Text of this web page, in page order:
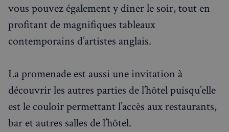
vous pouvez également y dîner le soir, tout en
profitant de magnifiques tableaux
contemporains d’artistes anglais.
La promenade est aussi une invitation à
découvrir les autres parties de l’hôtel puisqu’elle
est le couloir permettant l’accès aux restaurants,
bar et autres salles de l’hôtel.